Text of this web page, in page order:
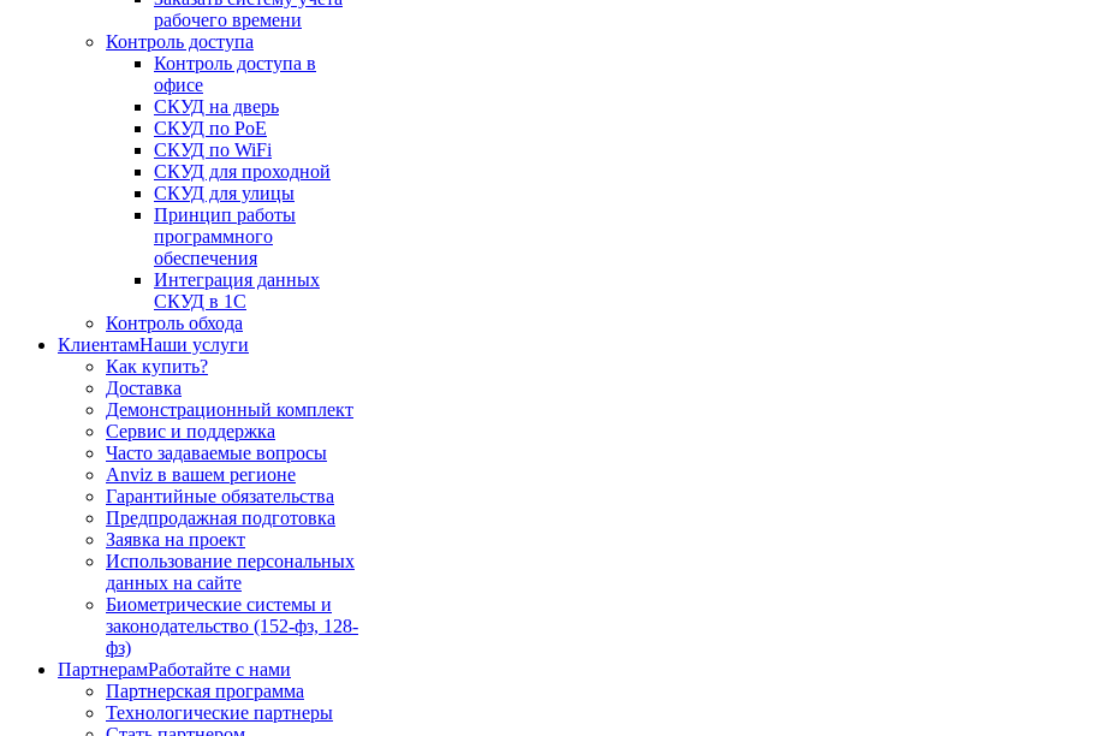
рабочего времени
Контроль доступа
Контроль доступа в
офисе
СКУД на дверь
СКУД по PoE
СКУД по WiFi
СКУД для проходной
СКУД для улицы
Принцип работы
программного
обеспечения
Интеграция данных
СКУД в 1С
Контроль обхода
КлиентамНаши услуги
Как купить?
Доставка
Демонстрационный комплект
Сервис и поддержка
Часто задаваемые вопросы
Anviz в вашем регионе
Гарантийные обязательства
Предпродажная подготовка
Заявка на проект
Использование персональных
данных на сайте
Биометрические системы и
законодательство (152-фз, 128-
фз)
ПартнерамРаботайте с нами
Партнерская программа
Технологические партнеры